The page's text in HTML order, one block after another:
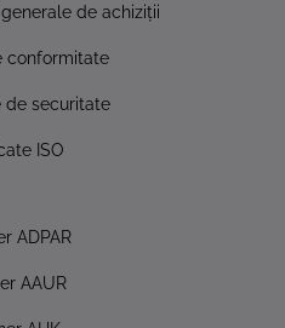
de achiziţii
conformitate
de securitate
ISO
ADPAR
AAUR